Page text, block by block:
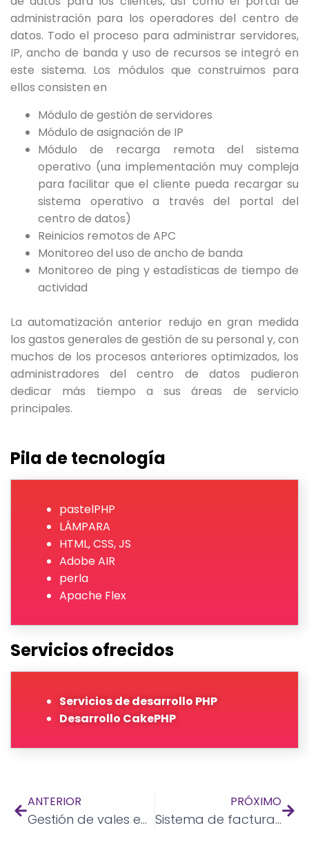
administración para los operadores del centro de
datos. Todo el proceso para administrar servidores,
IP, ancho de banda y uso de recursos se integró en
este sistema. Los módulos que construimos para
ellos consisten en
Módulo de gestión de servidores
Módulo de asignación de IP
Módulo de recarga remota del sistema
operativo (una implementación muy compleja
para facilitar que el cliente pueda recargar su
sistema operativo a través del portal del
centro de datos)
Reinicios remotos de APC
Monitoreo del uso de ancho de banda
Monitoreo de ping y estadísticas de tiempo de
actividad
La automatización anterior redujo en gran medida
los gastos generales de gestión de su personal y, con
muchos de los procesos anteriores optimizados, los
administradores del centro de datos pudieron
dedicar más tiempo a sus áreas de servicio
principales.
Pila de tecnología
pastelPHP
LÁMPARA
HTML, CSS, JS
Adobe AIR
perla
Apache Flex
Servicios ofrecidos
Servicios de desarrollo PHP
Desarrollo CakePHP
ANTERIOR
Gestión de vales educativos
PRÓXIMO
Sistema de facturación